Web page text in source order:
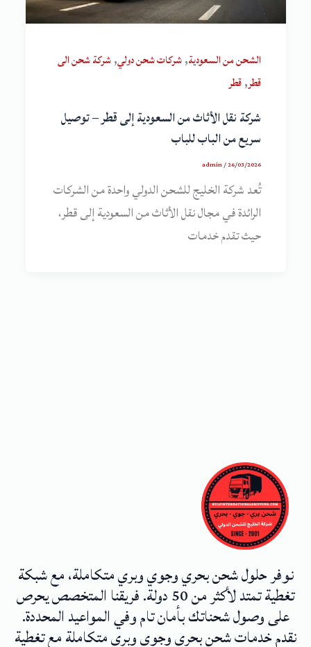
الشحن من السعودية,شركات شحن دولي,شركة شحن الى
قطر,قطر
شركة نقل الأثاث من السعودية إلى قطر – توصيل
سريع من الباب للباب
admin/26/03/2026
تُعد شركة الخليج للشحن الدولي واحدة من الشركات
الرائدة في مجال نقل الأثاث من السعودية إلى قطر،
حيث تقدم خدمات
نوفر حلول شحن بحري وجوي وبري متكاملة، مع شبكة
تغطية تمتد لأكثر من 50 دولة. فريقنا المتخصص يحرص
على وصول شحناتك بأمان تام وفي المواعيد المحددة.
نقدم خدمات شحن بحري وجوي وبري متكاملة مع تغطية